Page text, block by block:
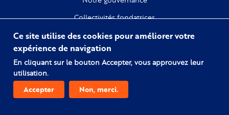
Collectivités fondatrices
Recherche
Citoyenneté
Comprendre l'esclavage
Ce site utilise des cookies pour améliorer votre
expérience de navigation
En cliquant sur le bouton Accepter, vous approuvez leur
utilisation.
Accepter Non, merci.